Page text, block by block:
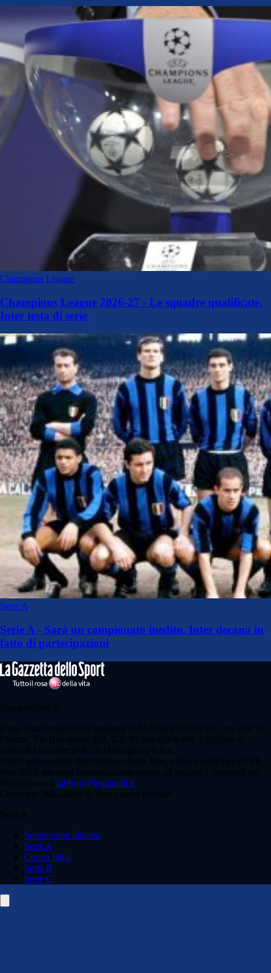
Champions League
Champions League 2026-27 - Le squadre qualificate.
Inter testa di serie
Serie A
Serie A - Sarà un campionato inedito. Inter decana in
fatto di partecipazioni
Numericalcio.it
Il sito Numericalcio.it di titolarità di FAB four 2013 S.r.l., con sede in
Firenze, Via Bolognese 263, C.F./PI 06342490486, è affiliato al
network Gazzanet di RCS Mediagroup S.p.a..
Unico responsabile dei contenuti (testi, foto, video e grafiche) è FAB
four 2013; per ogni comunicazione avente ad oggetto i contenuti del
Sito scrivere a fabfour@legalmail.it
Copyright 2021-2026 © Tutti i diritti riservati.
Serie A
Supercoppa Italiana
Serie A
Coppa Italia
Serie B
Serie C